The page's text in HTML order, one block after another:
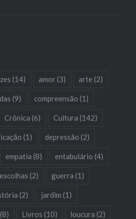
(14) amor(3) arte (2)
(9) compreensão (1)
Crônica (6) Cultura (142)
(1) depressão (2)
empatia (8) entabulário (4)
escolhas (2) guerra (1)
(2) jardim (1)
(8) Livros (10) loucura (2)